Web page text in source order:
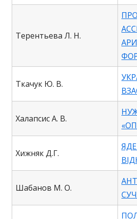
Терентьева Л. Н.
Ткачук Ю. В.
Халапсис А. В.
Хижняк Д.Г.
Шабанов М. О.